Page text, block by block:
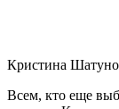
Кристина
Всем, кто еще